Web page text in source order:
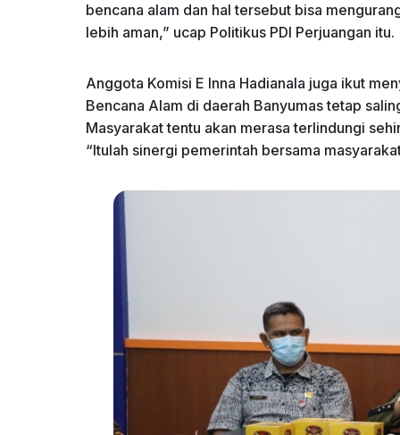
bencana alam dan hal tersebut bisa
lebih aman,” ucap Politikus PDI Perjuangan itu.
Anggota Komisi E Inna Hadianala juga ikut
Bencana Alam di daerah Banyumas tetap
Masyarakat tentu akan merasa terlindungi
“Itulah sinergi pemerintah bersama